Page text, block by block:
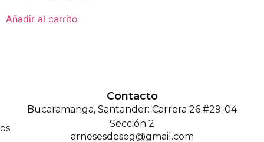
Añadir al carrito
Contacto
Bucaramanga, Santander: Carrera 26 #29-04
Sección 2
arnesesdeseg@gmail.com